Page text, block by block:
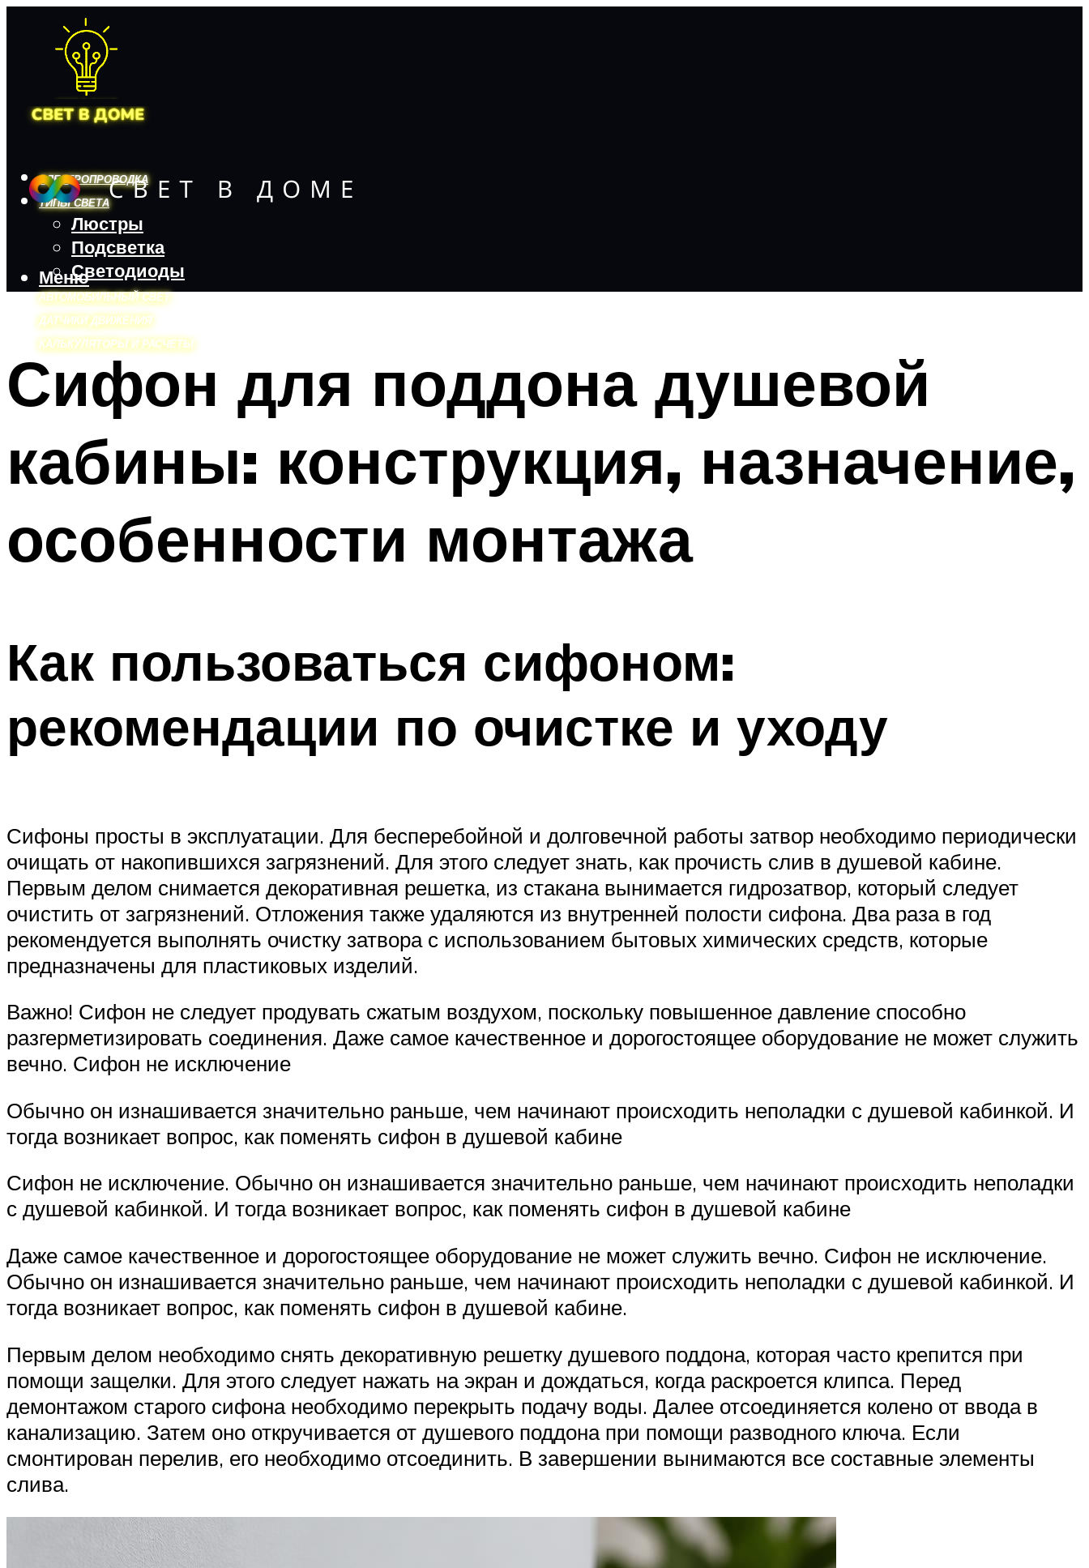
ЭЛЕКТРОПРОВОДКА
ТИПЫ СВЕТА
Люстры
Подсветка
Светодиоды
АВТОМОБИЛЬНЫЙ СВЕТ
ДАТЧИКИ ДВИЖЕНИЯ
КАЛЬКУЛЯТОРЫ И РАСЧЕТЫ
Меню
Меню
Сифон для поддона душевой
кабины: конструкция, назначение,
особенности монтажа
Как пользоваться сифоном:
рекомендации по очистке и уходу
Сифоны просты в эксплуатации. Для бесперебойной и долговечной работы затвор необходимо периодически
очищать от накопившихся загрязнений. Для этого следует знать, как прочисть слив в душевой кабине.
Первым делом снимается декоративная решетка, из стакана вынимается гидрозатвор, который следует
очистить от загрязнений. Отложения также удаляются из внутренней полости сифона. Два раза в год
рекомендуется выполнять очистку затвора с использованием бытовых химических средств, которые
предназначены для пластиковых изделий.
Важно! Сифон не следует продувать сжатым воздухом, поскольку повышенное давление способно
разгерметизировать соединения. Даже самое качественное и дорогостоящее оборудование не может служить
вечно. Сифон не исключение
Обычно он изнашивается значительно раньше, чем начинают происходить неполадки с душевой кабинкой. И
тогда возникает вопрос, как поменять сифон в душевой кабине
Сифон не исключение. Обычно он изнашивается значительно раньше, чем начинают происходить неполадки
с душевой кабинкой. И тогда возникает вопрос, как поменять сифон в душевой кабине
Даже самое качественное и дорогостоящее оборудование не может служить вечно. Сифон не исключение.
Обычно он изнашивается значительно раньше, чем начинают происходить неполадки с душевой кабинкой. И
тогда возникает вопрос, как поменять сифон в душевой кабине.
Первым делом необходимо снять декоративную решетку душевого поддона, которая часто крепится при
помощи защелки. Для этого следует нажать на экран и дождаться, когда раскроется клипса. Перед
демонтажом старого сифона необходимо перекрыть подачу воды. Далее отсоединяется колено от ввода в
канализацию. Затем оно откручивается от душевого поддона при помощи разводного ключа. Если
смонтирован перелив, его необходимо отсоединить. В завершении вынимаются все составные элементы
слива.